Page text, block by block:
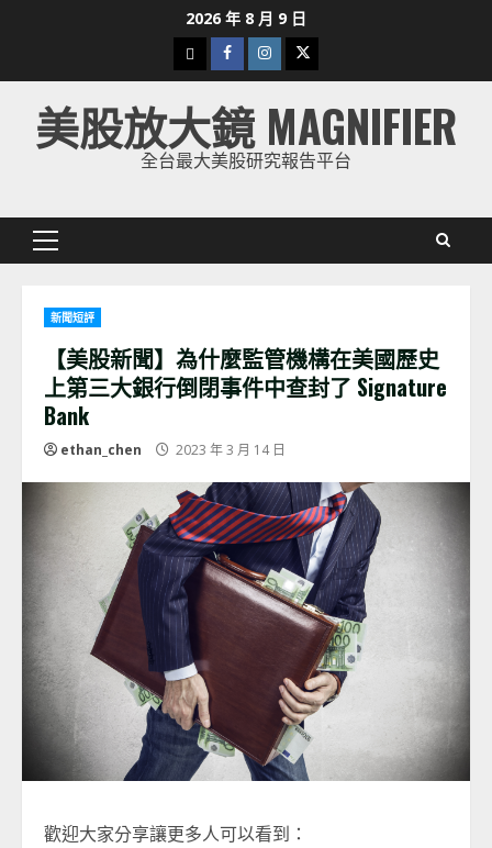
2026 年 8 月 9 日
下
載
美
股
Facebook
Instagram
Twitter
美股放大鏡 MAGNIFIER
全台最大美股研究報告平台
Primary
新聞短評
【美股新聞】為什麼監管機構在美國歷史
上第三大銀行倒閉事件中查封了 Signature
Bank
ethan_chen 2023 年 3 月 14 日
歡迎大家分享讓更多人可以看到：